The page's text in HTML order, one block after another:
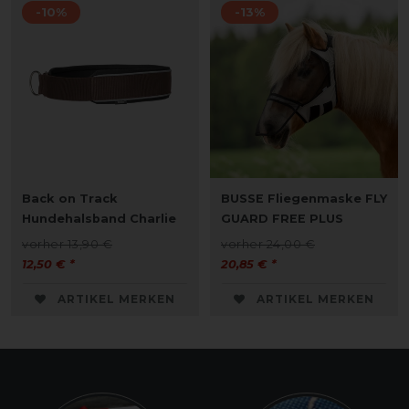
-10%
Back on Track
Hundehalsband Charlie
vorher 13,90 €
12,50 € *
ARTIKEL MERKEN
-13%
BUSSE Fliegenmaske FLY
GUARD FREE PLUS
vorher 24,00 €
20,85 € *
ARTIKEL MERKEN